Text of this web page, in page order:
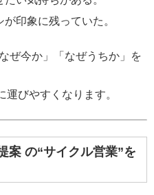
印象に残っていた。
ぜ今か」「なぜうちか」を
運びやすくなります。
の“サイクル営業”を